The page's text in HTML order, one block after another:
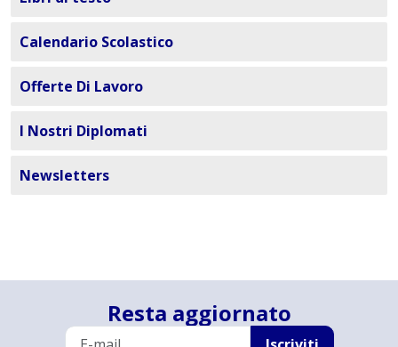
Calendario Scolastico
Offerte Di Lavoro
I Nostri Diplomati
Newsletters
Resta aggiornato